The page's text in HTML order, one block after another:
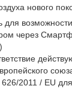
нового
для
через
2011 / EU